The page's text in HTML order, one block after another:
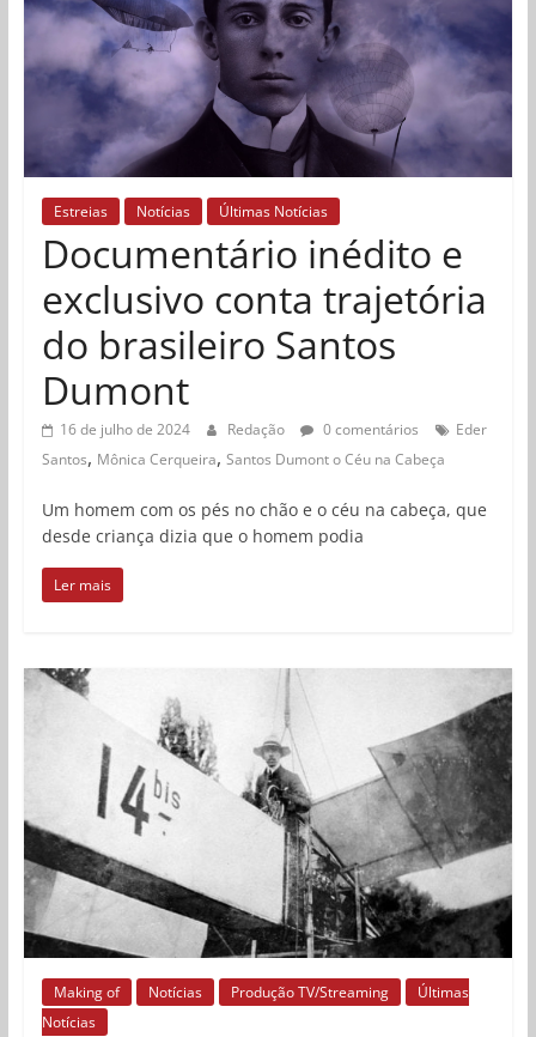
Estreias Notícias Últimas Notícias
Documentário inédito e
exclusivo conta trajetória
do brasileiro Santos
Dumont
16 de julho de 2024 Redação 0 comentários
Eder
Santos, Mônica Cerqueira, Santos Dumont o Céu na Cabeça
Um homem com os pés no chão e o céu na cabeça, que
desde criança dizia que o homem podia
Ler mais
Making of Notícias Produção TV/Streaming
Últimas
Notícias